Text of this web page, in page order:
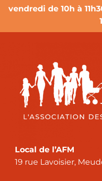
vendredi de 10h à
Local de l’AFM
19 rue Lavoisier,